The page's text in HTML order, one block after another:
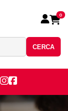
CERCA
0